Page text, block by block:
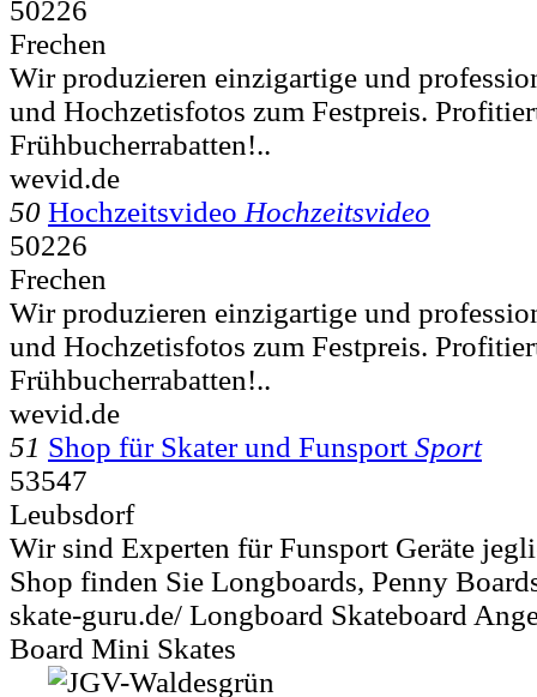
50226
Frechen
Wir produzieren einzigartige und
und Hochzetisfotos zum Festpreis.
Frühbucherrabatten!..
wevid.de
50 Hochzeitsvideo Hochzeitsvideo
50226
Frechen
Wir produzieren einzigartige und
und Hochzetisfotos zum Festpreis.
Frühbucherrabatten!..
wevid.de
51 Shop für Skater und Funsport Sport
53547
Leubsdorf
Wir sind Experten für Funsport Geräte
Shop finden Sie Longboards, Penny
skate-guru.de/ Longboard Skateboard
Board Mini Skates